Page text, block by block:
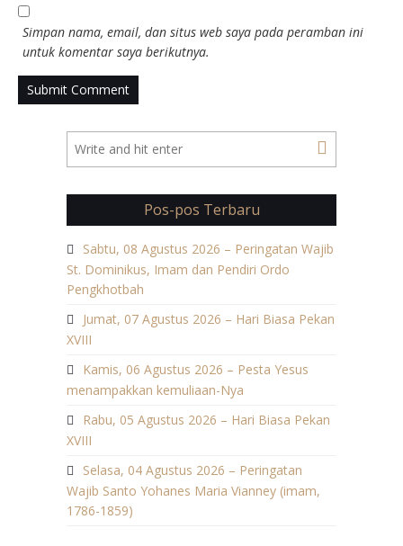
Simpan nama, email, dan situs web saya pada peramban ini
untuk komentar saya berikutnya.
Pos-pos Terbaru
Sabtu, 08 Agustus 2026 – Peringatan Wajib
St. Dominikus, Imam dan Pendiri Ordo
Pengkhotbah
Jumat, 07 Agustus 2026 – Hari Biasa Pekan
XVIII
Kamis, 06 Agustus 2026 – Pesta Yesus
menampakkan kemuliaan-Nya
Rabu, 05 Agustus 2026 – Hari Biasa Pekan
XVIII
Selasa, 04 Agustus 2026 – Peringatan
Wajib Santo Yohanes Maria Vianney (imam,
1786-1859)